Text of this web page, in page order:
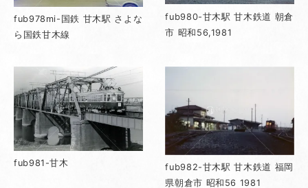
fub978mi-国鉄 甘木駅 さよな
ら国鉄甘木線
fub980-甘木駅 甘木鉄道 朝倉
市 昭和56,1981
fub981-甘木
fub982-甘木駅 甘木鉄道 福岡
県朝倉市 昭和56 1981